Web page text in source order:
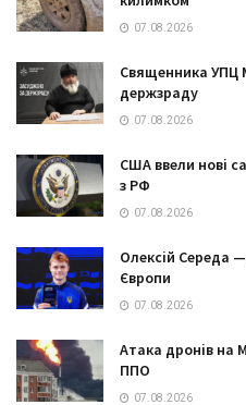
07.08.2026
Священника УПЦ
держзраду
07.08.2026
США ввели нові
з РФ
07.08.2026
Олексій Середа
Європи
07.08.2026
Атака дронів на
ППО
07.08.2026